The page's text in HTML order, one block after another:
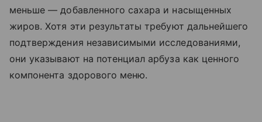
меньше — добавленного сахара и насыщенных
жиров. Хотя эти результаты требуют дальнейшего
подтверждения независимыми исследованиями,
они указывают на потенциал арбуза как ценного
компонента здорового меню.